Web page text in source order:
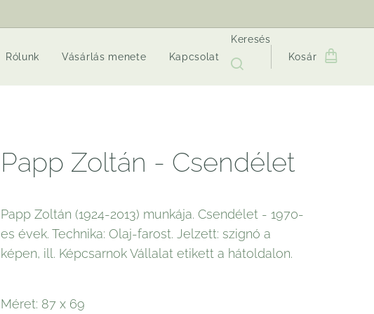
Rólunk Vásárlás menete Kapcsolat
Keresés
Kosár
Papp Zoltán - Csendélet
Papp Zoltán (1924-2013) munkája. Csendélet - 1970-
es évek. Technika: Olaj-farost. Jelzett: szignó a
képen, ill. Képcsarnok Vállalat etikett a hátoldalon.
Méret: 87 x 69